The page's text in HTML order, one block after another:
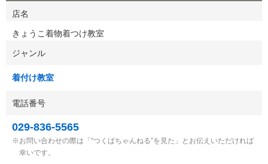
店名
きょうこ着物着つけ教室
ジャンル
着付け教室
電話番号
029-836-5565
お問い合わせの際は「“つくばちゃんねる”を見た」とお伝えいただければ
幸いです。